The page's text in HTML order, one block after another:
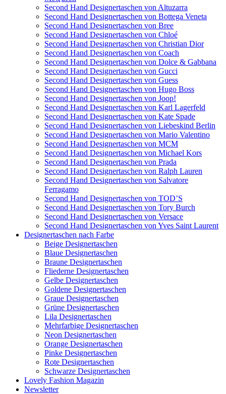
Second Hand Designertaschen von Altuzarra
Second Hand Designertaschen von Bottega Veneta
Second Hand Designertaschen von Bree
Second Hand Designertaschen von Chloé
Second Hand Designertaschen von Christian Dior
Second Hand Designertaschen von Coach
Second Hand Designertaschen von Dolce & Gabbana
Second Hand Designertaschen von Gucci
Second Hand Designertaschen von Guess
Second Hand Designertaschen von Hugo Boss
Second Hand Designertaschen von Joop!
Second Hand Designertaschen von Karl Lagerfeld
Second Hand Designertaschen von Kate Spade
Second Hand Designertaschen von Liebeskind Berlin
Second Hand Designertaschen von Mario Valentino
Second Hand Designertaschen von MCM
Second Hand Designertaschen von Michael Kors
Second Hand Designertaschen von Prada
Second Hand Designertaschen von Ralph Lauren
Second Hand Designertaschen von Salvatore
Ferragamo
Second Hand Designertaschen von TOD’S
Second Hand Designertaschen von Tory Burch
Second Hand Designertaschen von Versace
Second Hand Designertaschen von Yves Saint Laurent
Designertaschen nach Farbe
Beige Designertaschen
Blaue Designertaschen
Braune Designertaschen
Fliederne Designertaschen
Gelbe Designertaschen
Goldene Designertaschen
Graue Designertaschen
Grüne Designertaschen
Lila Designertaschen
Mehrfarbige Designertaschen
Neon Designertaschen
Orange Designertaschen
Pinke Designertaschen
Rote Designertaschen
Schwarze Designertaschen
Lovely Fashion Magazin
Newsletter